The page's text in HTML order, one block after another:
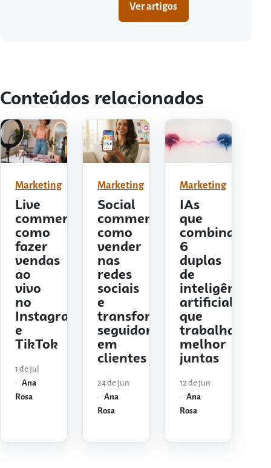
Ver artigos
Conteúdos relacionados
Marketing
Live
commerce:
como
fazer
vendas
ao
vivo
no
Instagram
e
TikTok
1 de jul
Ana
Rosa
Marketing
Social
commerce:
como
vender
nas
redes
sociais
e
transformar
seguidores
em
clientes
24 de jun
Ana
Rosa
Marketing
IAs
que
combinam:
6
duplas
de
inteligência
artificial
que
trabalham
melhor
juntas
12 de jun
Ana
Rosa